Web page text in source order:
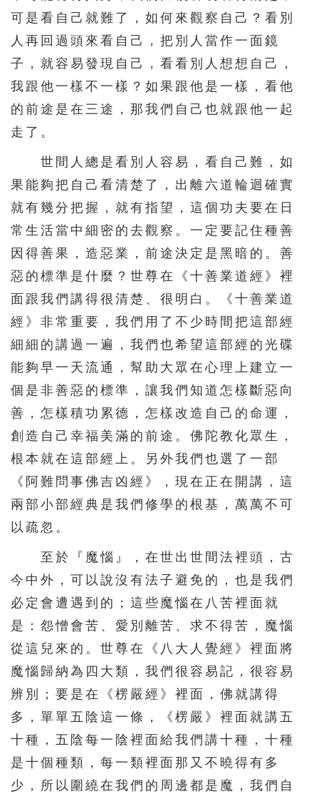
可是看自己就難了，如何來觀察自己？看別
人再回過頭來看自己，把別人當作一面鏡
子，就容易發現自己，看看別人想想自己，
我跟他一樣不一樣？如果跟他是一樣，看他
的前途是在三途，那我們自己也就跟他一起
走了。
世間人總是看別人容易，看自己難，如
果能夠把自己看清楚了，出離六道輪迴確實
就有幾分把握，就有指望，這個功夫要在日
常生活當中細密的去觀察。一定要記住種善
因得善果，造惡業，前途決定是黑暗的。善
惡的標準是什麼？世尊在《十善業道經》裡
面跟我們講得很清楚、很明白。《十善業道
經》非常重要，我們用了不少時間把這部經
細細的講過一遍，我們也希望這部經的光碟
能夠早一天流通，幫助大眾在心理上建立一
個是非善惡的標準，讓我們知道怎樣斷惡向
善，怎樣積功累德，怎樣改造自己的命運，
創造自己幸福美滿的前途。佛陀教化眾生，
根本就在這部經上。另外我們也選了一部
《阿難問事佛吉凶經》，現在正在開講，這
兩部小部經典是我們修學的根基，萬萬不可
以疏忽。
至於『魔惱』，在世出世間法裡頭，古
今中外，可以說沒有法子避免的，也是我們
必定會遭遇到的；這些魔惱在八苦裡面就
是：怨憎會苦、愛別離苦、求不得苦，魔惱
從這兒來的。世尊在《八大人覺經》裡面將
魔惱歸納為四大類，我們很容易記，很容易
辨別；要是在《楞嚴經》裡面，佛就講得
多，單單五陰這一條，《楞嚴》裡面就講五
十種，五陰每一陰裡面給我們講十種，十種
是十個種類，每一類裡面那又不曉得有多
少，所以圍繞在我們的周邊都是魔，我們自